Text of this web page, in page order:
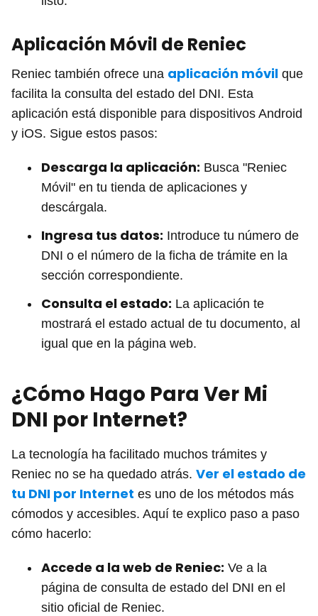
Aplicación Móvil de Reniec
Reniec también ofrece una aplicación móvil que
facilita la consulta del estado del DNI. Esta
aplicación está disponible para dispositivos Android
y iOS. Sigue estos pasos:
Descarga la aplicación: Busca "Reniec
Móvil" en tu tienda de aplicaciones y
descárgala.
Ingresa tus datos: Introduce tu número de
DNI o el número de la ficha de trámite en la
sección correspondiente.
Consulta el estado: La aplicación te
mostrará el estado actual de tu documento, al
igual que en la página web.
¿Cómo Hago Para Ver Mi
DNI por Internet?
La tecnología ha facilitado muchos trámites y
Reniec no se ha quedado atrás. Ver el estado de
tu DNI por Internet es uno de los métodos más
cómodos y accesibles. Aquí te explico paso a paso
cómo hacerlo:
Accede a la web de Reniec: Ve a la
página de consulta de estado del DNI en el
sitio oficial de Reniec.